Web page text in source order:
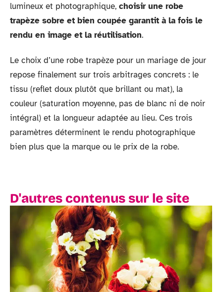
lumineux et photographique, choisir une robe
trapèze sobre et bien coupée garantit à la fois le
rendu en image et la réutilisation.
Le choix d’une robe trapèze pour un mariage de jour
repose finalement sur trois arbitrages concrets : le
tissu (reflet doux plutôt que brillant ou mat), la
couleur (saturation moyenne, pas de blanc ni de noir
intégral) et la longueur adaptée au lieu. Ces trois
paramètres déterminent le rendu photographique
bien plus que la marque ou le prix de la robe.
D'autres contenus sur le site